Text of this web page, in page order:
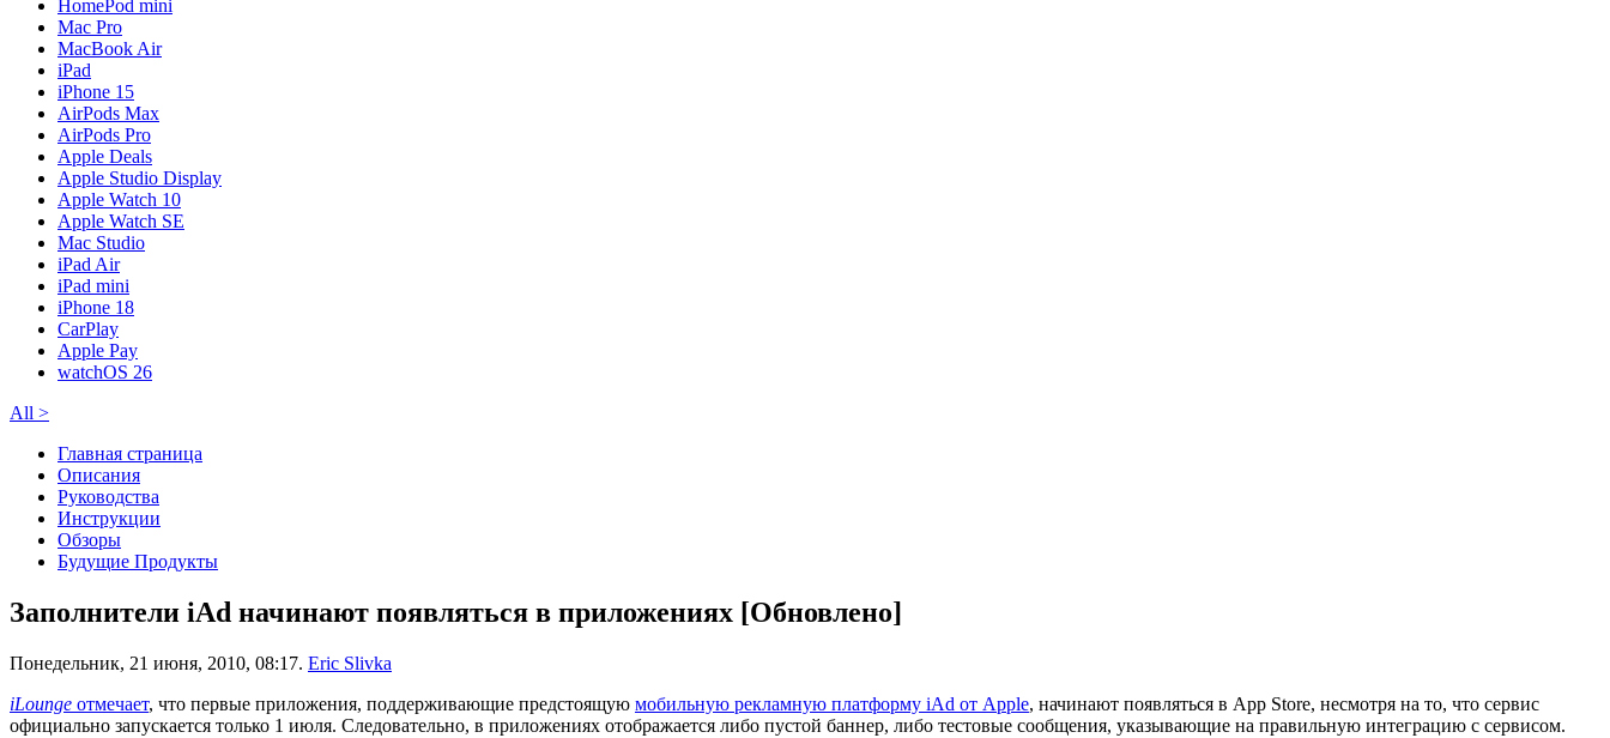
HomePod mini
Mac Pro
MacBook Air
iPad
iPhone 15
AirPods Max
AirPods Pro
Apple Deals
Apple Studio Display
Apple Watch 10
Apple Watch SE
Mac Studio
iPad Air
iPad mini
iPhone 18
CarPlay
Apple Pay
watchOS 26
All >
Главная страница
Описания
Руководства
Инструкции
Обзоры
Будущие Продукты
Заполнители iAd начинают появляться в приложениях [Обновлено]
Понедельник, 21 июня, 2010, 08:17. Eric Slivka
iLounge отмечает, что первые приложения, поддерживающие предстоящую мобильную рекламную платформу iAd от Apple, начинают появляться в App Store, несмотря на то, что сервис
официально запускается только 1 июля. Следовательно, в приложениях отображается либо пустой баннер, либо тестовые сообщения, указывающие на правильную интеграцию с сервисом.